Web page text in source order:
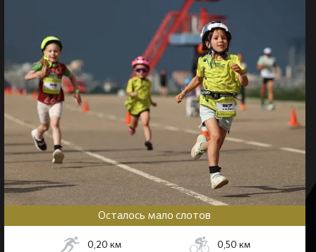
Осталось мало слотов
0,20 км 0,50 км